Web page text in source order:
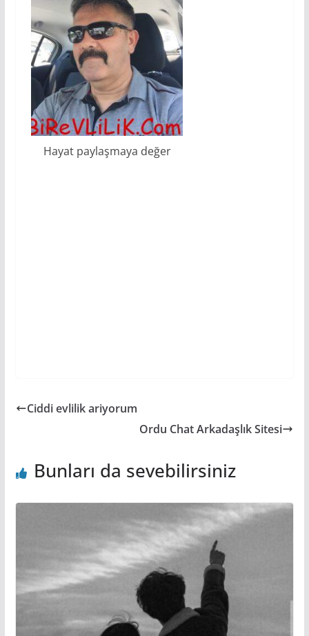
Hayat paylaşmaya değer
Ciddi evlilik ariyorum
Ordu Chat Arkadaşlık Sitesi
Bunları da sevebilirsiniz